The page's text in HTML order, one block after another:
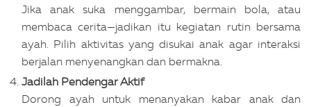
Jika anak suka menggambar, bermain bola, atau
membaca cerita—jadikan itu kegiatan rutin bersama
ayah. Pilih aktivitas yang disukai anak agar interaksi
berjalan menyenangkan dan bermakna.
Jadilah Pendengar Aktif
Dorong ayah untuk menanyakan kabar anak dan